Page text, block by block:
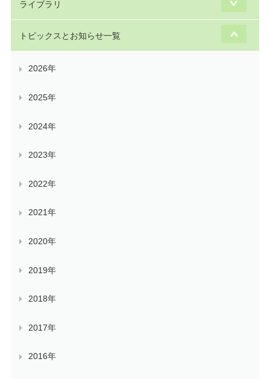
ライブラリ
トピックスとお知らせ一覧
2026年
2025年
2024年
2023年
2022年
2021年
2020年
2019年
2018年
2017年
2016年